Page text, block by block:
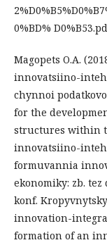
0%BD%
Magopets O.A.
innovatsiino-
chynnoi
for the
structures within
innovatsiino-
formuvannia
ekonomiky: zb.
konf.
innovation-
formation of an